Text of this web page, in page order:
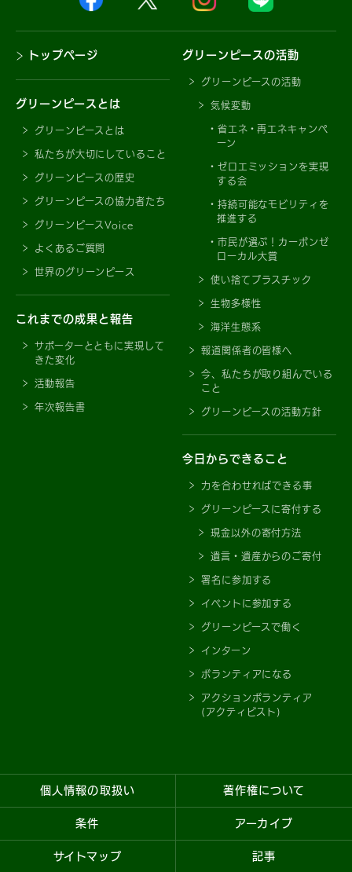
トップページ
グリーンピースとは
グリーンピースとは
私たちが大切にしていること
グリーンピースの歴史
グリーンピースの協力者たち
グリーンピースVoice
よくあるご質問
世界のグリーンピース
これまでの成果と報告
サポーターとともに実現して
きた変化
活動報告
年次報告書
グリーンピースの活動
グリーンピースの活動
気候変動
省エネ・再エネキャンペ
ーン
ゼロエミッションを実現
する会
持続可能なモビリティを
推進する
市民が選ぶ！カーボンゼ
ローカル大賞
使い捨てプラスチック
生物多様性
海洋生態系
報道関係者の皆様へ
今、私たちが取り組んでいる
こと
グリーンピースの活動方針
今日からできること
力を合わせればできる事
グリーンピースに寄付する
現金以外の寄付方法
遺言・遺産からのご寄付
署名に参加する
イベントに参加する
グリーンピースで働く
インターン
ボランティアになる
アクションボランティア
(アクティビスト)
個人情報の取扱い 著作権について
条件 アーカイブ
サイトマップ 記事